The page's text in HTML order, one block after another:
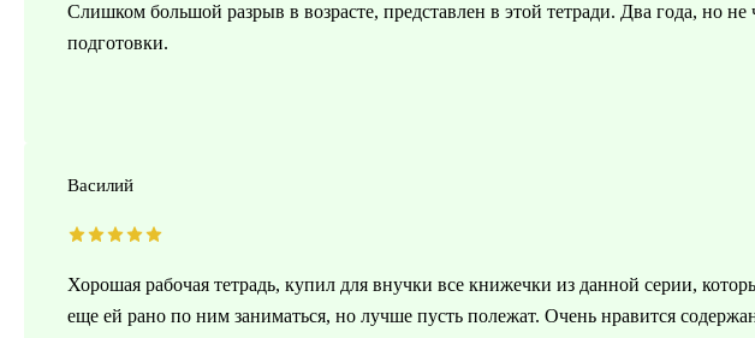
Слишком большой разрыв в возрасте, представлен в этой тетради. Два года, но
подготовки.
Василий
Хорошая рабочая тетрадь, купил для внучки все книжечки из данной серии,
еще ей рано по ним заниматься, но лучше пусть полежат. Очень нравится